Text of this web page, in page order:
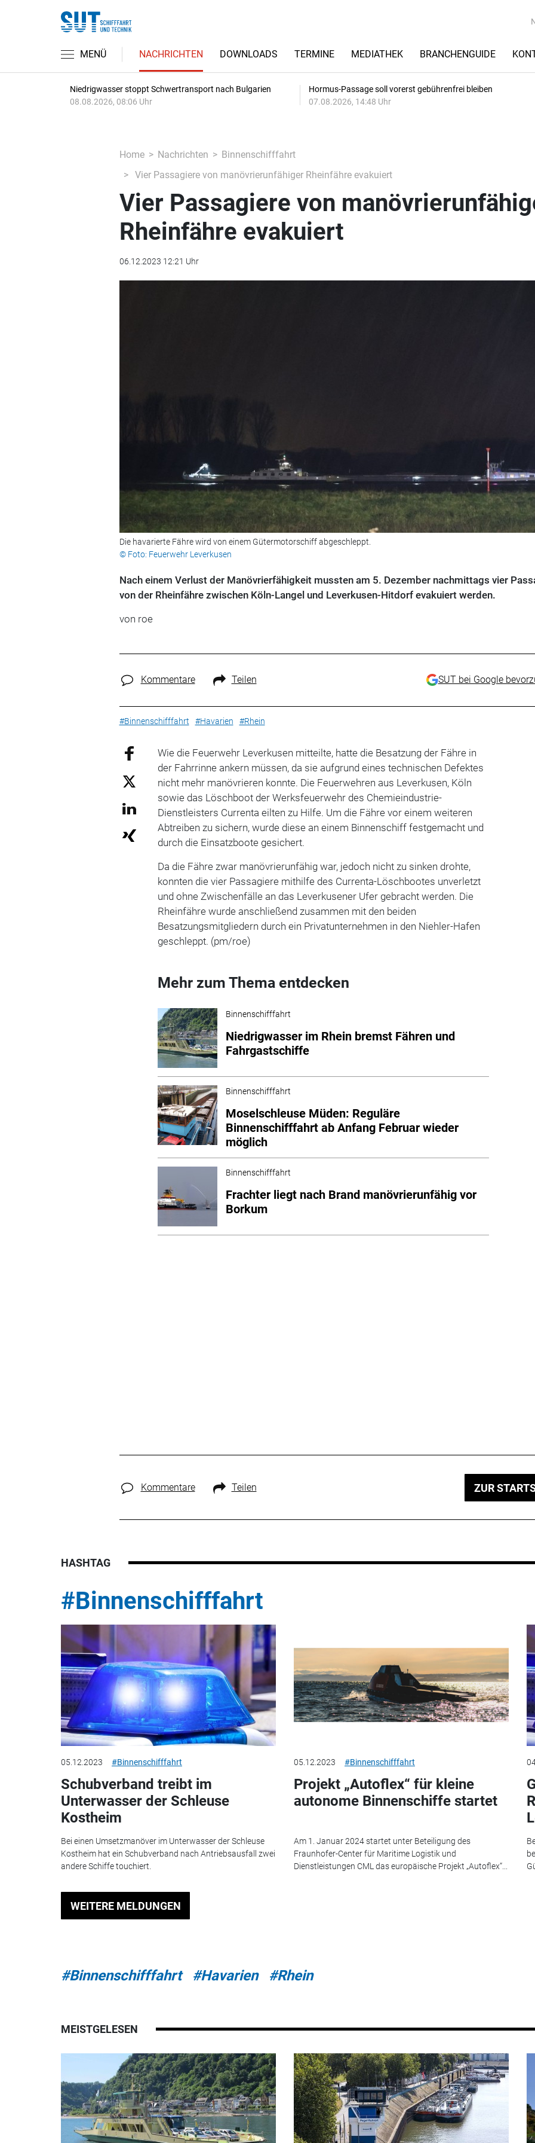
MENÜ NACHRICHTEN DOWNLOADS TERMINE MEDIATHEK BRANCHENGUIDE
Niedrigwasser stoppt Schwertransport nach Bulgarien
08.08.2026, 08:06 Uhr
Hormus-Passage soll vorerst gebührenfrei bleiben
07.08.2026, 14:48 Uhr
Home Nachrichten
Binnenschifffahrt
Vier Passagiere von manövrierunfähiger Rheinfähre evakuiert
Vier Passagiere von
Rheinfähre evakuiert
06.12.2023 12:21 Uhr
Die havarierte Fähre wird von einem Gütermotorschiff abgeschleppt.
© Foto: Feuerwehr Leverkusen
Nach einem Verlust der Manövrierfähigkeit mussten am 5. Dezember nachmittags vier
von der Rheinfähre zwischen Köln-Langel und Leverkusen-Hitdorf evakuiert werden.
von roe
Kommentare Teilen SUT bei Google
#Binnenschifffahrt #Havarien #Rhein
Wie die Feuerwehr Leverkusen mitteilte, hatte die Besatzung der Fähre in
der Fahrrinne ankern müssen, da sie aufgrund eines technischen Defektes
nicht mehr manövrieren konnte. Die Feuerwehren aus Leverkusen, Köln
sowie das Löschboot der Werksfeuerwehr des Chemieindustrie-
Dienstleisters Currenta eilten zu Hilfe. Um die Fähre vor einem weiteren
Abtreiben zu sichern, wurde diese an einem Binnenschiff festgemacht und
durch die Einsatzboote gesichert.
Da die Fähre zwar manövrierunfähig war, jedoch nicht zu sinken drohte,
konnten die vier Passagiere mithilfe des Currenta-Löschbootes unverletzt
und ohne Zwischenfälle an das Leverkusener Ufer gebracht werden. Die
Rheinfähre wurde anschließend zusammen mit den beiden
Besatzungsmitgliedern durch ein Privatunternehmen in den Niehler-Hafen
geschleppt. (pm/roe)
Mehr zum Thema entdecken
Binnenschifffahrt
Niedrigwasser im Rhein bremst Fähren und
Fahrgastschiffe
Binnenschifffahrt
Moselschleuse Müden: Reguläre
Binnenschifffahrt ab Anfang Februar wieder
möglich
Binnenschifffahrt
Frachter liegt nach Brand manövrierunfähig vor
Borkum
Kommentare Teilen ZUR
HASHTAG
#Binnenschifffahrt
05.12.2023 #Binnenschifffahrt
Schubverband treibt im
Unterwasser der Schleuse
Kostheim
Bei einen Umsetzmanöver im Unterwasser der Schleuse
Kostheim hat ein Schubverband nach Antriebsausfall zwei
andere Schiffe touchiert.
05.12.2023 #Binnenschifffahrt
Projekt „Autoflex“ für kleine
autonome Binnenschiffe startet
Am 1. Januar 2024 startet unter Beteiligung des
Fraunhofer-Center für Maritime Logistik und
Dienstleistungen CML das europäische Projekt „Autoflex“...
WEITERE MELDUNGEN
#Binnenschifffahrt #Havarien #Rhein
MEISTGELESEN